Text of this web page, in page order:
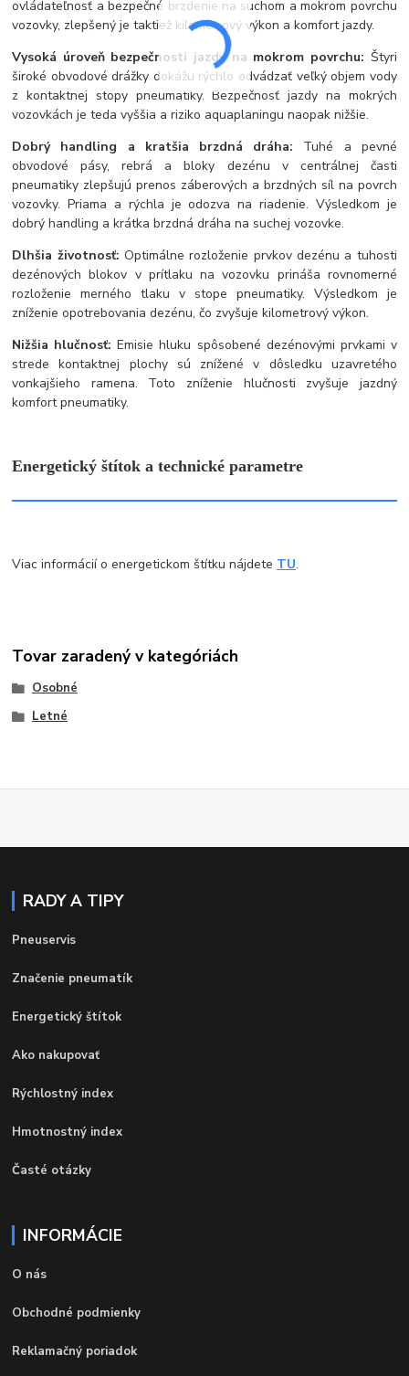
ovládateľnosť a bezpečné brzdenie na suchom a mokrom povrchu
vozovky, zlepšený je taktiež kilometrový výkon a komfort jazdy.
Vysoká úroveň bezpečnosti jazdy na mokrom povrchu: Štyri
široké obvodové drážky dokážu rýchlo odvádzať veľký objem vody
z kontaktnej stopy pneumatiky. Bezpečnosť jazdy na mokrých
vozovkách je teda vyššia a riziko aquaplaningu naopak nižšie.
Dobrý handling a kratšia brzdná dráha: Tuhé a pevné
obvodové pásy, rebrá a bloky dezénu v centrálnej časti
pneumatiky zlepšujú prenos záberových a brzdných síl na povrch
vozovky. Priama a rýchla je odozva na riadenie. Výsledkom je
dobrý handling a krátka brzdná dráha na suchej vozovke.
Dlhšia životnosť: Optimálne rozloženie prvkov dezénu a tuhosti
dezénových blokov v prítlaku na vozovku prináša rovnomerné
rozloženie merného tlaku v stope pneumatiky. Výsledkom je
zníženie opotrebovania dezénu, čo zvyšuje kilometrový výkon.
Nižšia hlučnosť: Emisie hluku spôsobené dezénovými prvkami v
strede kontaktnej plochy sú znížené v dôsledku uzavretého
vonkajšieho ramena. Toto zníženie hlučnosti zvyšuje jazdný
komfort pneumatiky.
Energetický štítok a technické parametre
Viac informácií o energetickom štítku nájdete TU.
Tovar zaradený v kategóriách
Osobné
Letné
RADY A TIPY
Pneuservis
Značenie pneumatík
Energetický štítok
Ako nakupovať
Rýchlostný index
Hmotnostný index
Časté otázky
INFORMÁCIE
O nás
Obchodné podmienky
Reklamačný poriadok